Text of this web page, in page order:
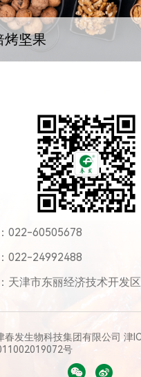
烤坚果
022-60505678
022-24992488
天津市东丽经济技术开发
春发生物科技集团有限公司 津
号